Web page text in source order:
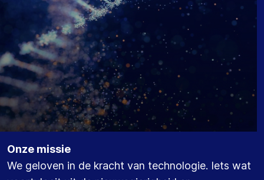
Onze missie
We geloven in de kracht van technologie. Iets wat